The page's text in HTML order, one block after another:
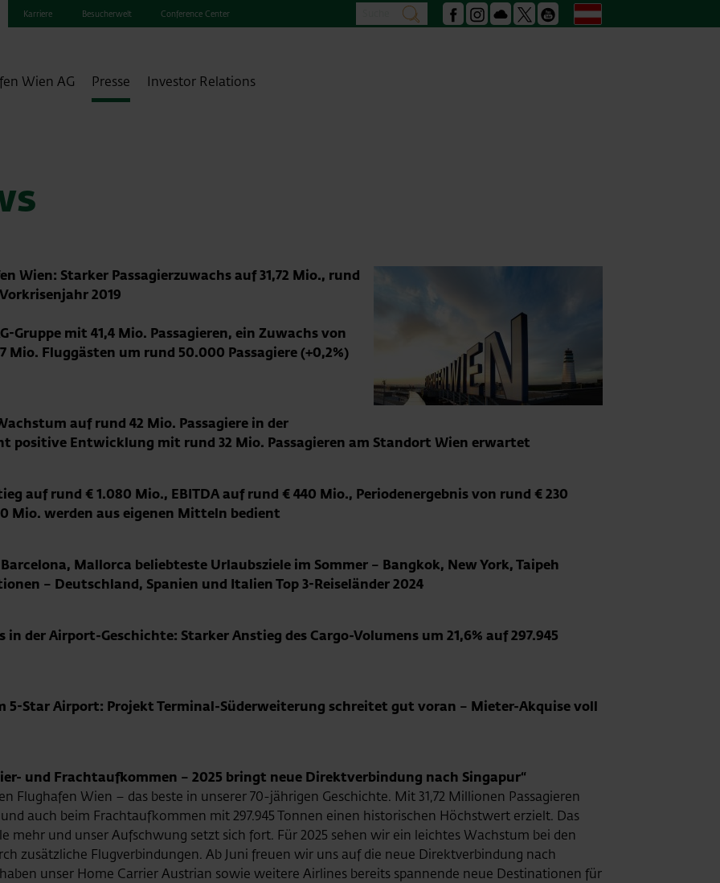
Karriere Besucherwelt Conference Center suchen Facebook
Instagram
Podcast YoutubeDeutsch
Wien AG Presse Investor Relations
Wien: Starker Passagierzuwachs auf 31,72 Mio., rund
2019
Gruppe mit 41,4 Mio. Passagieren, ein Zuwachs von
Mio. Fluggästen um rund 50.000 Passagiere (+0,2%)
auf rund 42 Mio. Passagiere in der
positive Entwicklung mit rund 32 Mio. Passagieren am Standort Wien erwartet
auf rund € 1.080 Mio., EBITDA auf rund € 440 Mio., Periodenergebnis von rund € 230
Mio. werden aus eigenen Mitteln bedient
Mallorca beliebteste Urlaubsziele im Sommer – Bangkok, New York, Taipeh
– Deutschland, Spanien und Italien Top 3-Reiseländer 2024
der Airport-Geschichte: Starker Anstieg des Cargo-Volumens um 21,6% auf 297.945
5-Star Airport: Projekt Terminal-Süderweiterung schreitet gut voran – Mieter-Akquise voll
und Frachtaufkommen – 2025 bringt neue Direktverbindung nach Singapur“
Flughafen Wien – das beste in unserer 70-jährigen Geschichte. Mit 31,72 Millionen Passagieren
auch beim Frachtaufkommen mit 297.945 Tonnen einen historischen Höchstwert erzielt. Das
mehr und unser Aufschwung setzt sich fort. Für 2025 sehen wir ein leichtes Wachstum bei den
zusätzliche Flugverbindungen. Ab Juni freuen wir uns auf die neue Direktverbindung nach
unser Home Carrier Austrian sowie weitere Airlines bereits spannende neue Destinationen für